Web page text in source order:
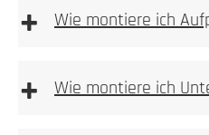
+ Wie montiere ich
+ Wie montiere ich